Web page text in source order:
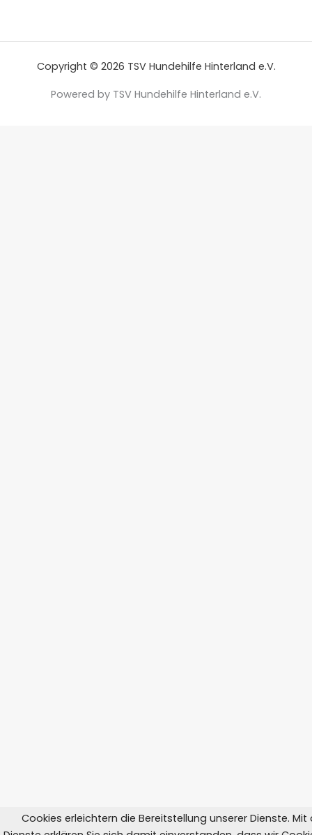
Copyright © 2026 TSV Hundehilfe Hinterland e.V.
Powered by TSV Hundehilfe Hinterland e.V.
Cookies erleichtern die Bereitstellung unserer Dienste. Mit